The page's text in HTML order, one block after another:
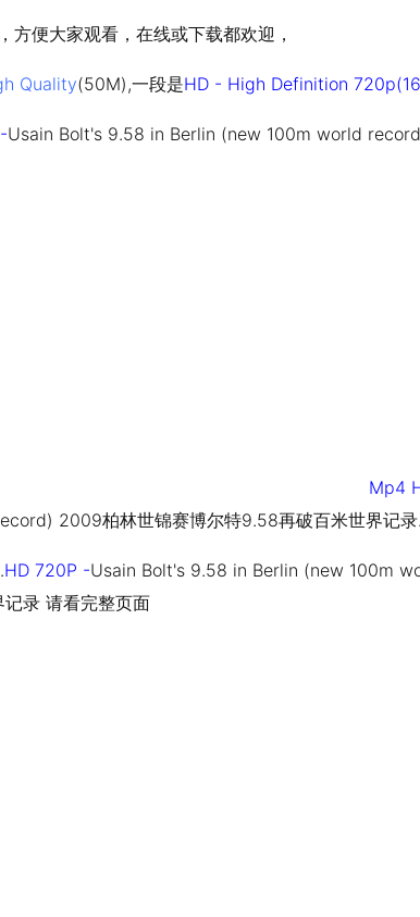
方便大家观看，在线或下载都欢迎，
Quality(50M),一段是HD - High Definition
Usain Bolt's 9.58 in Berlin (new 100m world
Mp4
2009柏林世锦赛博尔特9.58再破百米世界记录.
HD 720P -Usain Bolt's 9.58 in Berlin (new 100m
录 请看完整页面